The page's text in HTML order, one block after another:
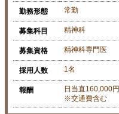
勤務形態 常勤
募集科目 精神科
募集資格 精神科専門医
採用人数 1名
報酬
日当直160,000円
※交通費含む